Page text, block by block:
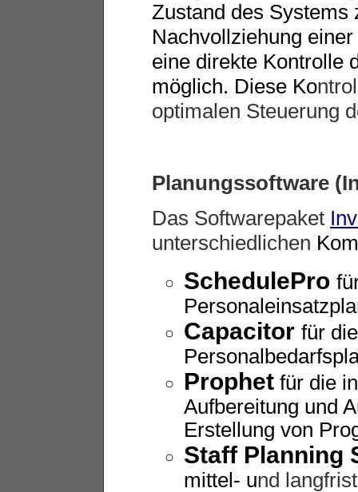
Zustand des Systems
Nachvollziehung
eine direkte Kontrolle
möglich. Diese Ko
optimalen Steuerung
Planungssoftware
Das Softwarepaket
unterschiedlichen
SchedulePro
Capacitor für
Prophet für die
Aufbereitung und
Erstellung von
Staff Planning
mittel- und